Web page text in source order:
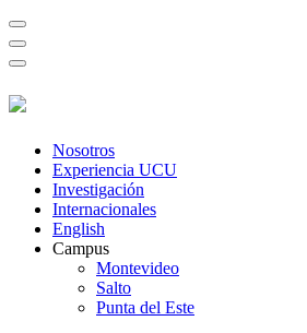
Nosotros
Experiencia UCU
Investigación
Internacionales
English
Campus
Montevideo
Salto
Punta del Este